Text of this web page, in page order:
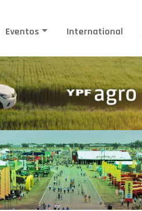
Eventos International